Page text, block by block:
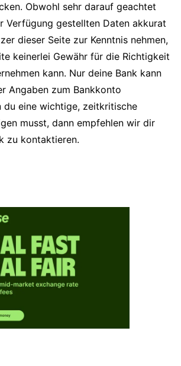
Obwohl sehr darauf geachtet
Verfügung gestellten Daten akkurat
dieser Seite zur Kenntnis nehmen,
keinerlei Gewähr für die Richtigkeit
kann. Nur deine Bank kann
Angaben zum Bankkonto
du eine wichtige, zeitkritische
musst, dann empfehlen wir dir
zu kontaktieren.